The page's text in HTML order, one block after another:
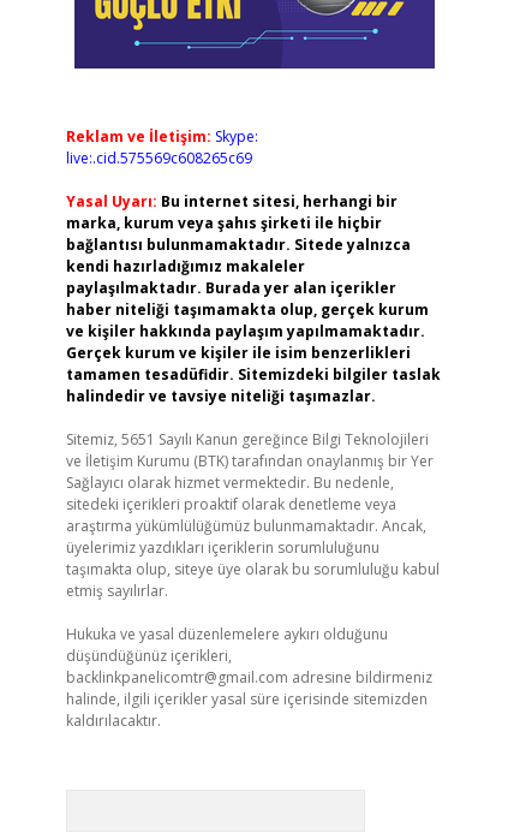
Reklam ve İletişim: Skype:
live:.cid.575569c608265c69
Yasal Uyarı: Bu internet sitesi, herhangi bir
marka, kurum veya şahıs şirketi ile hiçbir
bağlantısı bulunmamaktadır. Sitede yalnızca
kendi hazırladığımız makaleler
paylaşılmaktadır. Burada yer alan içerikler
haber niteliği taşımamakta olup, gerçek kurum
ve kişiler hakkında paylaşım yapılmamaktadır.
Gerçek kurum ve kişiler ile isim benzerlikleri
tamamen tesadüfidir. Sitemizdeki bilgiler taslak
halindedir ve tavsiye niteliği taşımazlar.
Sitemiz, 5651 Sayılı Kanun gereğince Bilgi Teknolojileri
ve İletişim Kurumu (BTK) tarafından onaylanmış bir Yer
Sağlayıcı olarak hizmet vermektedir. Bu nedenle,
sitedeki içerikleri proaktif olarak denetleme veya
araştırma yükümlülüğümüz bulunmamaktadır. Ancak,
üyelerimiz yazdıkları içeriklerin sorumluluğunu
taşımakta olup, siteye üye olarak bu sorumluluğu kabul
etmiş sayılırlar.
Hukuka ve yasal düzenlemelere aykırı olduğunu
düşündüğünüz içerikleri,
backlinkpanelicomtr@gmail.com adresine bildirmeniz
halinde, ilgili içerikler yasal süre içerisinde sitemizden
kaldırılacaktır.